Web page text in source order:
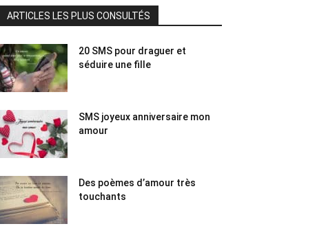
ARTICLES LES PLUS CONSULTÉS
20 SMS pour draguer et
séduire une fille
SMS joyeux anniversaire mon
amour
Des poèmes d’amour très
touchants